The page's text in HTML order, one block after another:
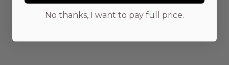
habitual
de
ofertaNo thanks, I want to pay full price.